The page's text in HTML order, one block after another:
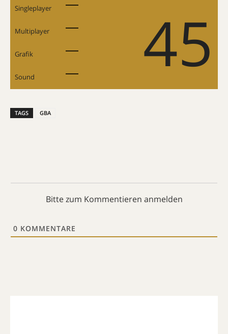
Singleplayer 45
Multiplayer
Grafik
Sound
TAGS GBA
Bitte zum Kommentieren anmelden
0 KOMMENTARE